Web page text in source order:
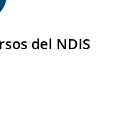
del NDIS